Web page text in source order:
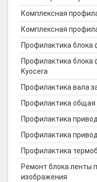
Комплексная
Комплексная
Профилактика блока
Профилактика блока
Kyocera
Профилактика вала
Профилактика общая
Профилактика
Профилактика
Профилактика
Ремонт блока ленты
изображения